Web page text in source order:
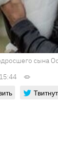
сына